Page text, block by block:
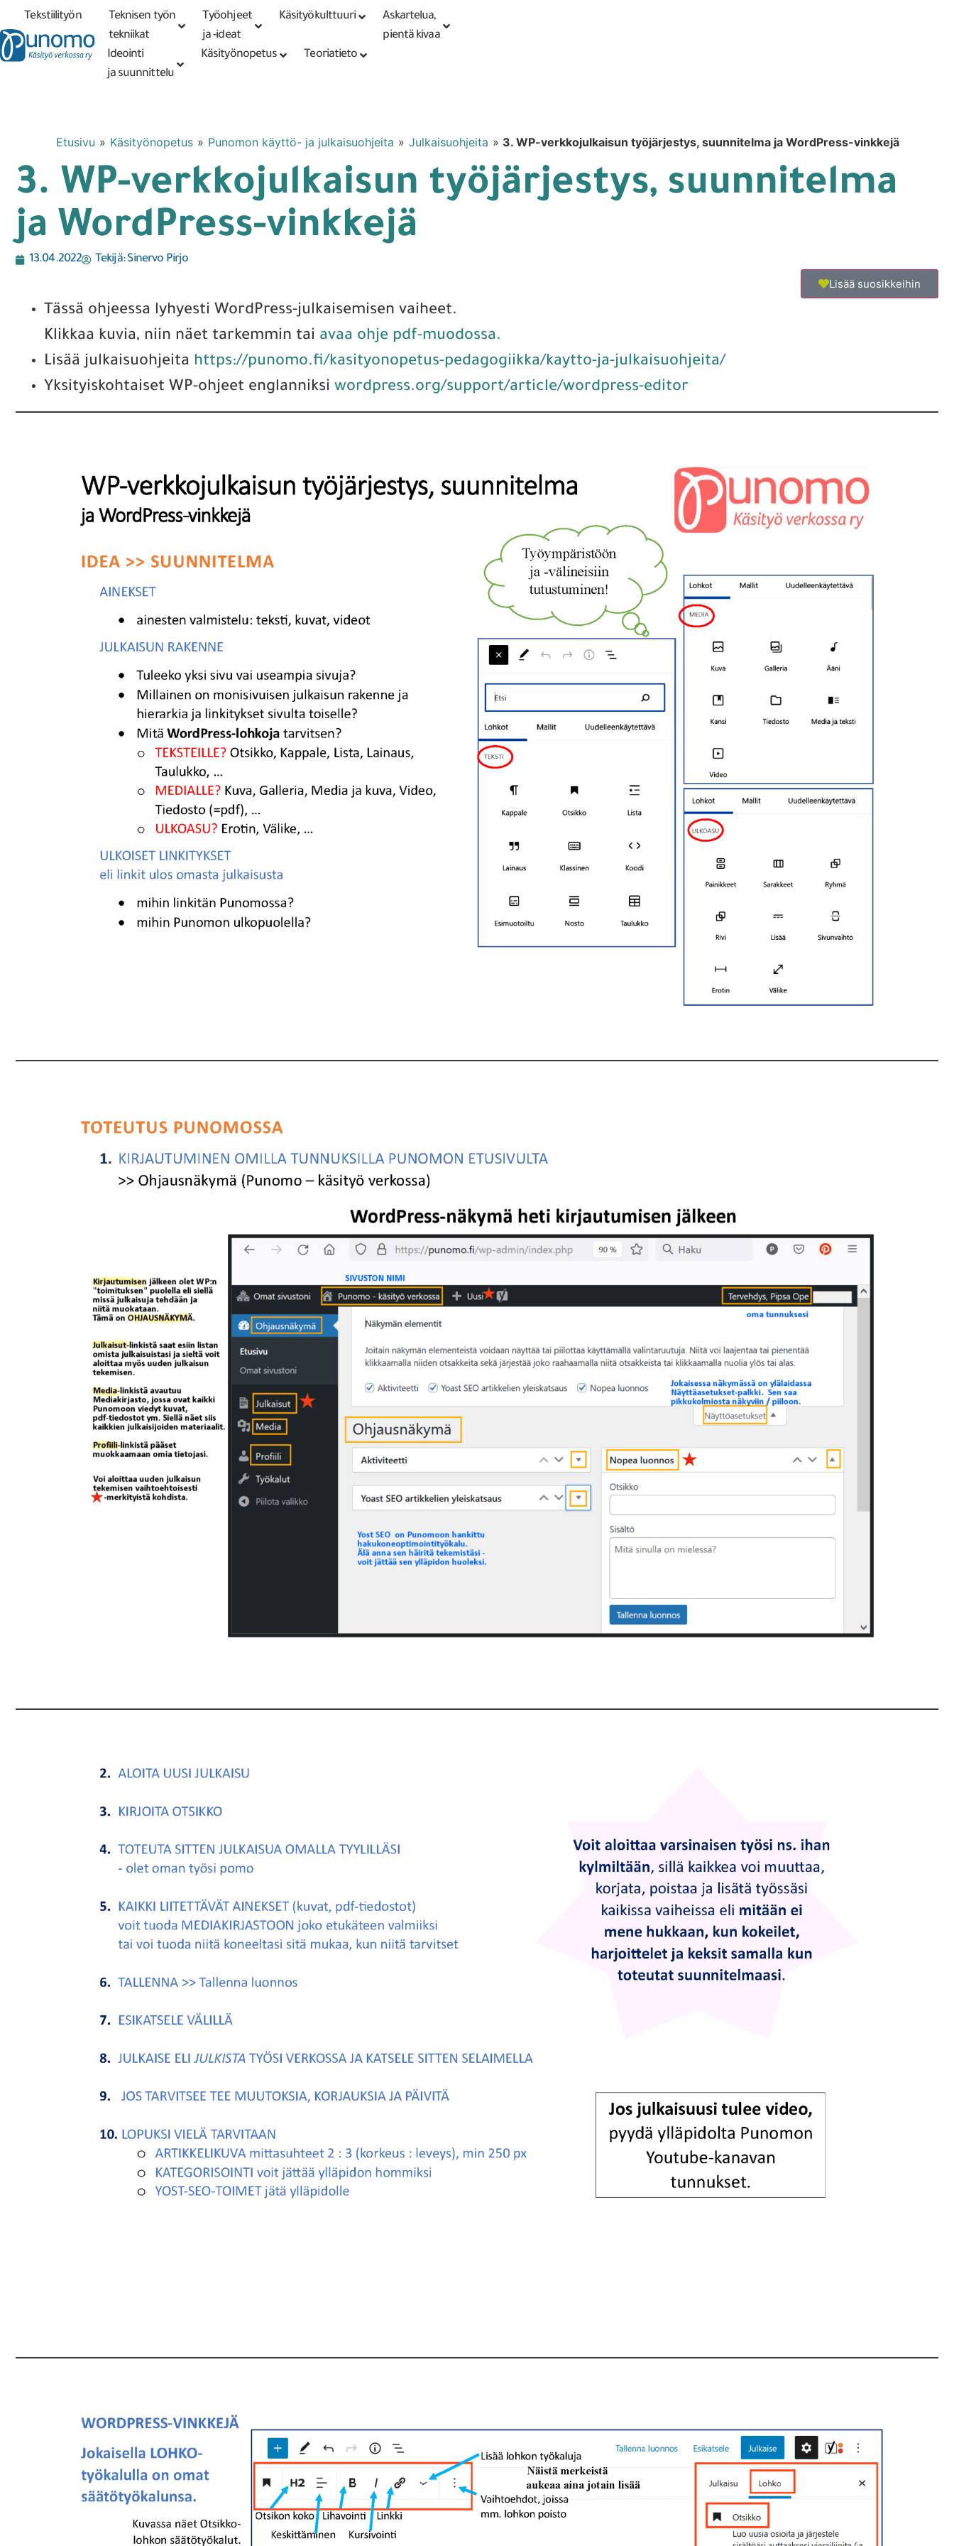
Tarkennettu PunomoputiikkiKirjaudu tai
rekisteröidy
Tekstiilityön
tekniikat
Teknisen työn
tekniikat
Työohjeet
ja -ideat
Käsityökulttuuri
Askartelua,
pientä kivaa
Ideointi
ja suunnittelu
Käsityönopetus Teoriatieto
Etusivu » Käsityönopetus » Punomon käyttö- ja julkaisuohjeita » Julkaisuohjeita » 3. WP-verkkojulkaisun työjärjestys, suunnitelma ja WordPress-vinkkejä
3. WP-verkkojulkaisun työjärjestys, suunnitelma
ja WordPress-vinkkejä
13.04.2022 Tekijä:Sinervo Pirjo
Lisää suosikkeihin
Tässä ohjeessa lyhyesti WordPress-julkaisemisen vaiheet.
Klikkaa kuvia, niin näet tarkemmin tai avaa ohje pdf-muodossa.
Lisää julkaisuohjeita https://punomo.fi/kasityonopetus-pedagogiikka/kaytto-ja-julkaisuohjeita/
Yksityiskohtaiset WP-ohjeet englanniksi wordpress.org/support/article/wordpress-editor